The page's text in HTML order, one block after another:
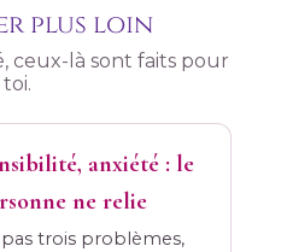
et/ou une
font une différence
parce que tu n'en es pas
sommes guidées.
qui font un travail
sont des personnes
appris à maîtriser leurs
d'une précision
source de connexion
les autres.
plus loin
ceux-là sont faits pour
toi.
anxiété : le
ne relie
trois problèmes,